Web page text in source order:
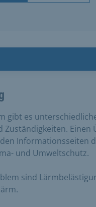
gibt es
Zuständigkeiten. Einen
Informationsseiten
und Umweltschutz.
sind